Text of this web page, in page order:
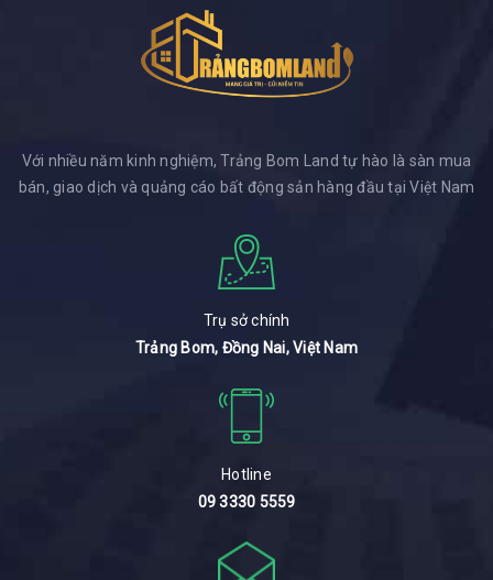
Với nhiều năm kinh nghiệm, Trảng Bom Land tự hào là sàn mua
bán, giao dịch và quảng cáo bất động sản hàng đầu tại Việt Nam
Trụ sở chính
Trảng Bom, Đồng Nai, Việt Nam
Hotline
09 3330 5559